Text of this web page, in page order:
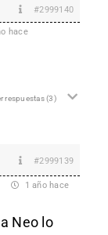
#2999140
hace
respuestas(3)
#2999139
1 año hace
Neo lo